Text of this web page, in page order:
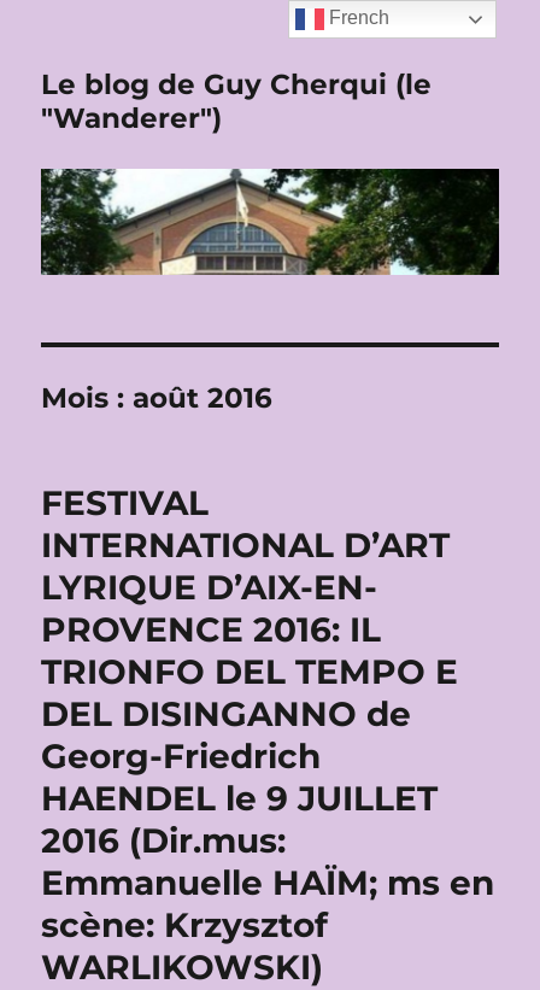
Le blog de Guy Cherqui (le
"Wanderer")
Mois :août 2016
FESTIVAL
INTERNATIONAL D’ART
LYRIQUE D’AIX-EN-
PROVENCE 2016: IL
TRIONFO DEL TEMPO E
DEL DISINGANNO de
Georg-Friedrich
HAENDEL le 9 JUILLET
2016 (Dir.mus:
Emmanuelle HAÏM; ms en
scène: Krzysztof
WARLIKOWSKI)
French